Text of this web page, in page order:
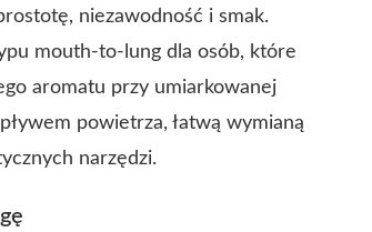
niezawodność i smak.
mouth-to-lung dla osób, które
aromatu przy umiarkowanej
powietrza, łatwą wymianą
narzędzi.